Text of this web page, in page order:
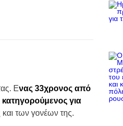
Ενας 33χρονος από
για
των γονέων της.